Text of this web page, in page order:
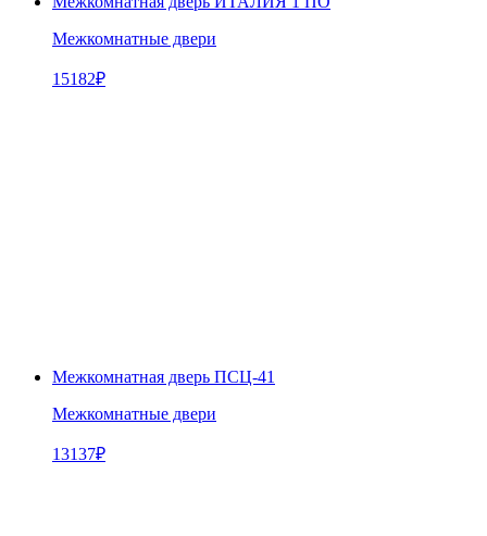
Межкомнатные двери
15182₽
Межкомнатная дверь ПСЦ-41
Межкомнатные двери
13137₽